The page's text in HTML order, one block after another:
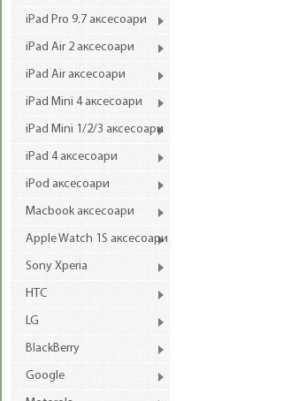
iPad Pro 9.7 аксесоари
iPad Air 2 аксесоари
iPad Air аксесоари
iPad Mini 4 аксесоари
iPad Mini 1/2/3 аксесоари
iPad 4 аксесоари
iPod аксесоари
Macbook аксесоари
Apple Watch 1S аксесоари
Sony Xperia
HTC
LG
BlackBerry
Google